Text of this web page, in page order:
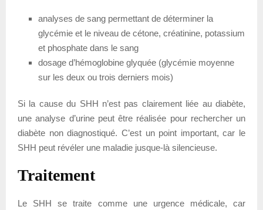
analyses de sang permettant de déterminer la
glycémie et le niveau de cétone, créatinine, potassium
et phosphate dans le sang
dosage d’hémoglobine glyquée (glycémie moyenne
sur les deux ou trois derniers mois)
Si la cause du SHH n’est pas clairement liée au diabète,
une analyse d’urine peut être réalisée pour rechercher un
diabète non diagnostiqué. C’est un point important, car le
SHH peut révéler une maladie jusque-là silencieuse.
Traitement
Le SHH se traite comme une urgence médicale, car